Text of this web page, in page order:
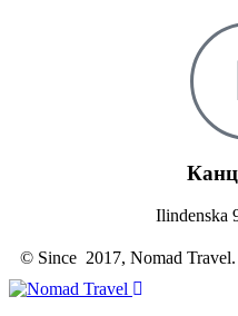
Ilindenska
© Since 2017, Nomad